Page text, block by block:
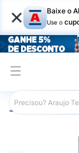
× Baixe o
Use o
Araujo